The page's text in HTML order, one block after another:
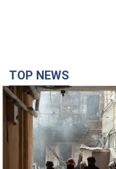
TOP NEWS